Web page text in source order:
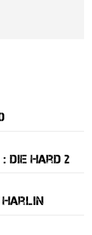
Die Hard 2
Harlin